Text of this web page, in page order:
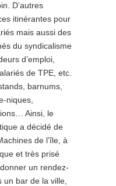
D’autres
itinérantes pour
mais aussi des
du syndicalisme
d’emploi,
de TPE, etc.
barnums,
niques,
Ainsi, le
a décidé de
de l’île, à
et très prisé
un rendez-
bar de la ville,